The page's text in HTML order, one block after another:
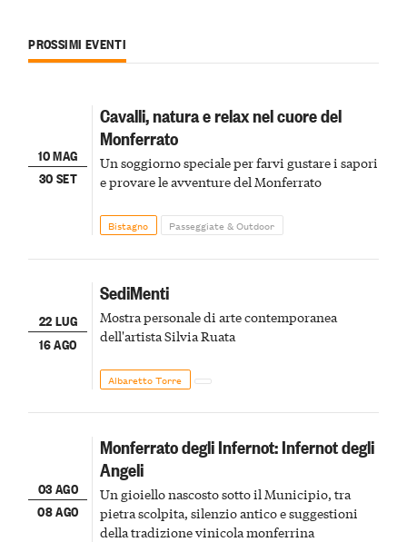
PROSSIMI EVENTI
10 MAG
30 SET
Cavalli, natura e relax nel cuore del
Monferrato
Un soggiorno speciale per farvi gustare i sapori
e provare le avventure del Monferrato
Bistagno Passeggiate & Outdoor
22 LUG
16 AGO
SediMenti
Mostra personale di arte contemporanea
dell'artista Silvia Ruata
Albaretto Torre
03 AGO
08 AGO
Monferrato degli Infernot: Infernot degli
Angeli
Un gioiello nascosto sotto il Municipio, tra
pietra scolpita, silenzio antico e suggestioni
della tradizione vinicola monferrina